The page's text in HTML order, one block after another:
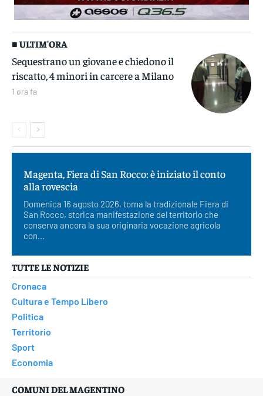
■ ULTIM'ORA
Sequestrano un giovane e chiedono il
riscatto, 4 minori in carcere a Milano
1 ora fa
Magenta, Fiera di San Rocco: è iniziato il conto
alla rovescia
Domenica 16 agosto 2026, torna la tradizionale Fiera di
San Rocco, storica manifestazione del territorio che
conserva ancora la sua originaria vocazione agricola
con...
TUTTE LE NOTIZIE
Cronaca
Cultura e Tempo Libero
Politica
Territorio
Sport
Economia
COMUNI DEL MAGENTINO